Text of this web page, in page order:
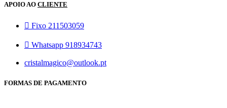
APOIO AO CLIENTE
Fixo 211503059
Whatsapp 918934743
cristalmagico@outlook.pt
FORMAS DE PAGAMENTO